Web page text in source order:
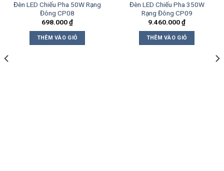
Đèn LED Chiếu Pha 50W Rạng
Đông CP08
698.000₫
THÊM VÀO GIỎ
Đèn LED Chiếu Pha 350W
Rạng Đông CP09
9.460.000₫
THÊM VÀO GIỎ